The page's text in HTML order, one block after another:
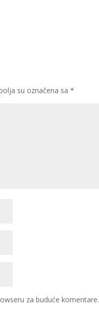
su označena sa*
za buduće komentare.